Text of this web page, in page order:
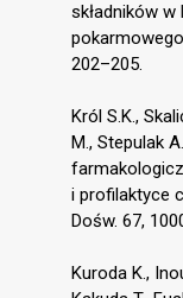
składników w
202–205.
Król S.K.,
M., Stepulak
i profilaktyce
Dośw. 67,
Kuroda K.,